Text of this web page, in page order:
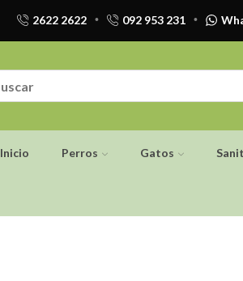
2622 2622 092 953 231
Inicio Perros Gatos